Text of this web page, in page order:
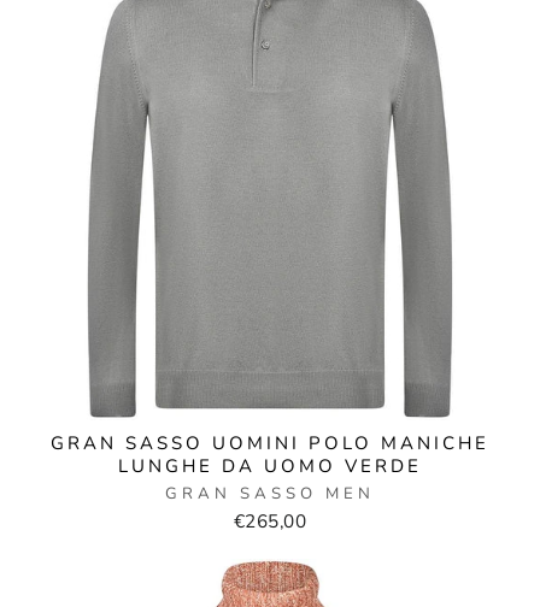
GRAN SASSO UOMINI POLO MANICHE
LUNGHE DA UOMO VERDE
GRAN SASSO MEN
€265,00